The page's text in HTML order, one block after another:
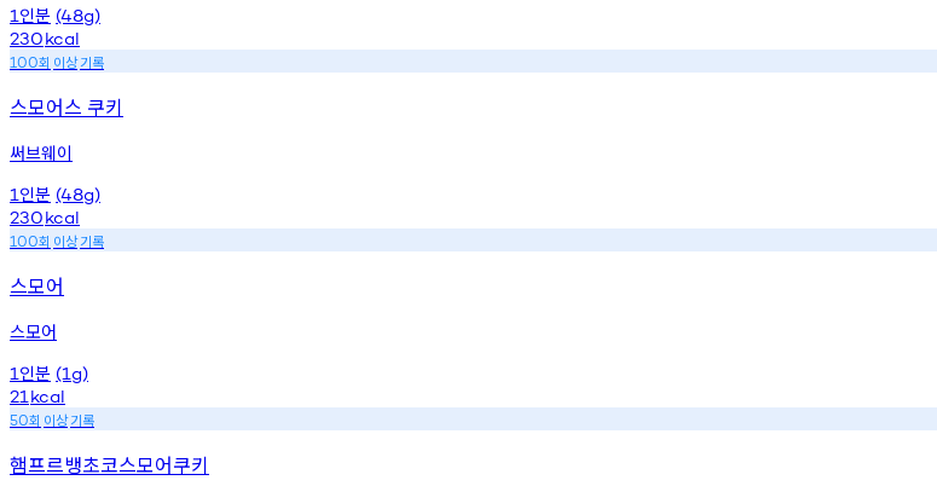
1 인분 (48g)
230kcal
100회 이상기록
스모어스 쿠키
써브웨이
1 인분 (48g)
230kcal
100회 이상기록
스모어
스모어
1 인분 (1g)
21 kcal
50회 이상기록
햄프르뱅초코스모어쿠키